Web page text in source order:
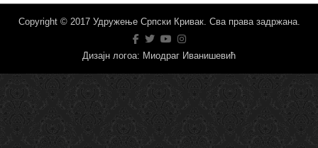
Copyright © 2017 Удружење Српски Кривак. Сва права задржана.
Дизајн логоа: Миодраг Иванишевић